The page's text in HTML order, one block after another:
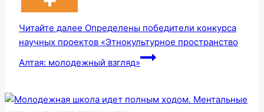
Читайте далее Определены победители конкурса
научных проектов «Этнокультурное пространство
Алтая: молодежный взгляд»